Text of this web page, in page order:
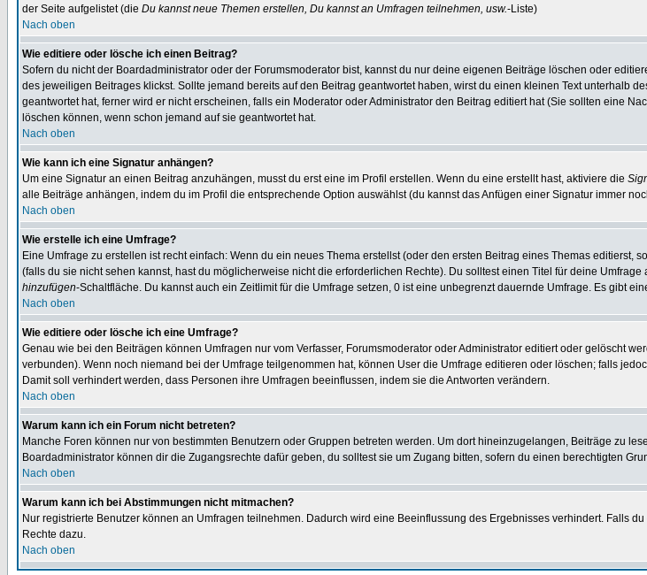
der Seite aufgelistet (die Du kannst neue Themen erstellen, Du kannst an Umfragen teilnehmen, usw.-Liste)
Nach oben
Wie editiere oder lösche ich einen Beitrag?
Sofern du nicht der Boardadministrator oder der Forumsmoderator bist, kannst du nur deine eigenen Beiträge löschen oder
des jeweiligen Beitrages klickst. Sollte jemand bereits auf den Beitrag geantwortet haben, wirst du einen kleinen Text unterhalb
geantwortet hat, ferner wird er nicht erscheinen, falls ein Moderator oder Administrator den Beitrag editiert hat (Sie sollten eine
löschen können, wenn schon jemand auf sie geantwortet hat.
Nach oben
Wie kann ich eine Signatur anhängen?
Um eine Signatur an einen Beitrag anzuhängen, musst du erst eine im Profil erstellen. Wenn du eine erstellt hast, aktiviere die
alle Beiträge anhängen, indem du im Profil die entsprechende Option auswählst (du kannst das Anfügen einer Signatur immer
Nach oben
Wie erstelle ich eine Umfrage?
Eine Umfrage zu erstellen ist recht einfach: Wenn du ein neues Thema erstellst (oder den ersten Beitrag eines Themas editierst,
(falls du sie nicht sehen kannst, hast du möglicherweise nicht die erforderlichen Rechte). Du solltest einen Titel für deine
hinzufügen-Schaltfläche. Du kannst auch ein Zeitlimit für die Umfrage setzen, 0 ist eine unbegrenzt dauernde Umfrage. Es gibt
Nach oben
Wie editiere oder lösche ich eine Umfrage?
Genau wie bei den Beiträgen können Umfragen nur vom Verfasser, Forumsmoderator oder Administrator editiert oder gelöscht
verbunden). Wenn noch niemand bei der Umfrage teilgenommen hat, können User die Umfrage editieren oder löschen; falls
Damit soll verhindert werden, dass Personen ihre Umfragen beeinflussen, indem sie die Antworten verändern.
Nach oben
Warum kann ich ein Forum nicht betreten?
Manche Foren können nur von bestimmten Benutzern oder Gruppen betreten werden. Um dort hineinzugelangen, Beiträge zu
Boardadministrator können dir die Zugangsrechte dafür geben, du solltest sie um Zugang bitten, sofern du einen berechtigten
Nach oben
Warum kann ich bei Abstimmungen nicht mitmachen?
Nur registrierte Benutzer können an Umfragen teilnehmen. Dadurch wird eine Beeinflussung des Ergebnisses verhindert. Falls
Rechte dazu.
Nach oben